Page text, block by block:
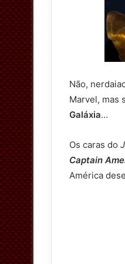
Não,
Marvel, mas
Galáxia…
Os caras do
Captain
América